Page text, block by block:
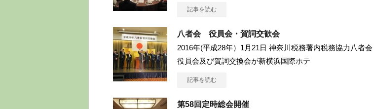
記事を読む
八者会 役員会・賀詞交歓会
2016年(平成28年）1月21日 神奈川税務署内税務協力八者会
役員会及び賀詞交換会が新横浜国際ホテ
記事を読む
第58回定時総会開催